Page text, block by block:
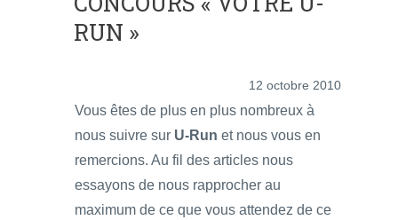
RUN »
12 octobre 2010
Vous êtes de plus en plus nombreux à
nous suivre sur U-Run et nous vous en
remercions. Au fil des articles nous
essayons de nous rapprocher au
maximum de ce que vous attendez de ce